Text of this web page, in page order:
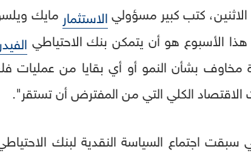
كتب كبير مسؤوليالاستثمار مايك
هذا الأسبوع هو أن يتمكن بنك الاحتياطي
بشأن النمو أو أي بقايا من عمليات
الاقتصاد الكلي التي من المفترض أن تستقر".
سبقت اجتماع السياسة النقدية لبنك